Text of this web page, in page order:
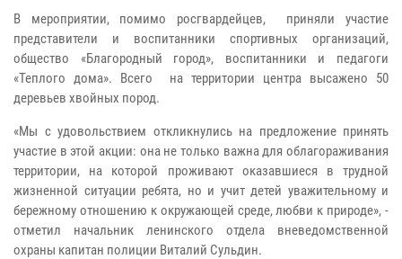
В мероприятии, помимо росгвардейцев, приняли участие
представители и воспитанники спортивных организаций,
общество «Благородный город», воспитанники и педагоги
«Теплого дома». Всего на территории центра высажено 50
деревьев хвойных пород.
«Мы с удовольствием откликнулись на предложение принять
участие в этой акции: она не только важна для облагораживания
территории, на которой проживают оказавшиеся в трудной
жизненной ситуации ребята, но и учит детей уважительному и
бережному отношению к окружающей среде, любви к природе», -
отметил начальник ленинского отдела вневедомственной
охраны капитан полиции Виталий Сульдин.